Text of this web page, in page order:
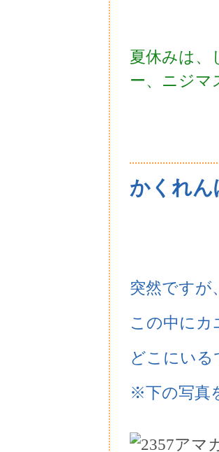
夏休みは、
ー、ニジマ
かくれ
突然ですが
この中にカ
どこにいる
※下の写真